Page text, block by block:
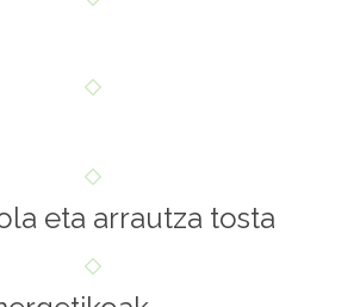
eta arrautza tosta